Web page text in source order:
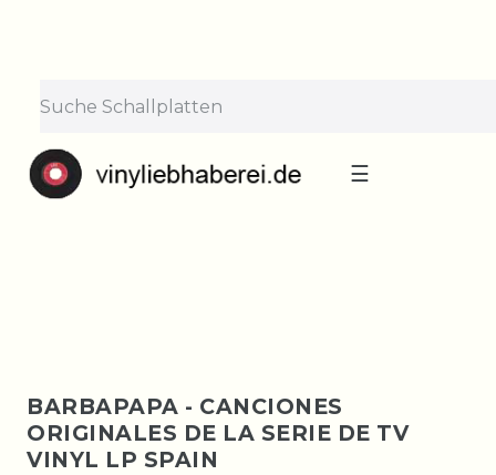
Bestellungen nehmen wir gerne entgegen —
der Versand startet wieder ab Montag, 31.
☰
BARBAPAPA - CANCIONES
ORIGINALES DE LA SERIE DE TV
VINYL LP SPAIN